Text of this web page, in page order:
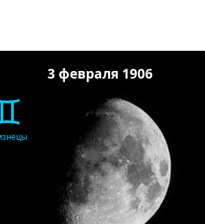
3 февраля 1906